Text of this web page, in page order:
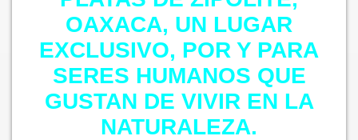
OAXACA, UN LUGAR
EXCLUSIVO, POR Y PARA
SERES HUMANOS QUE
GUSTAN DE VIVIR EN LA
NATURALEZA.